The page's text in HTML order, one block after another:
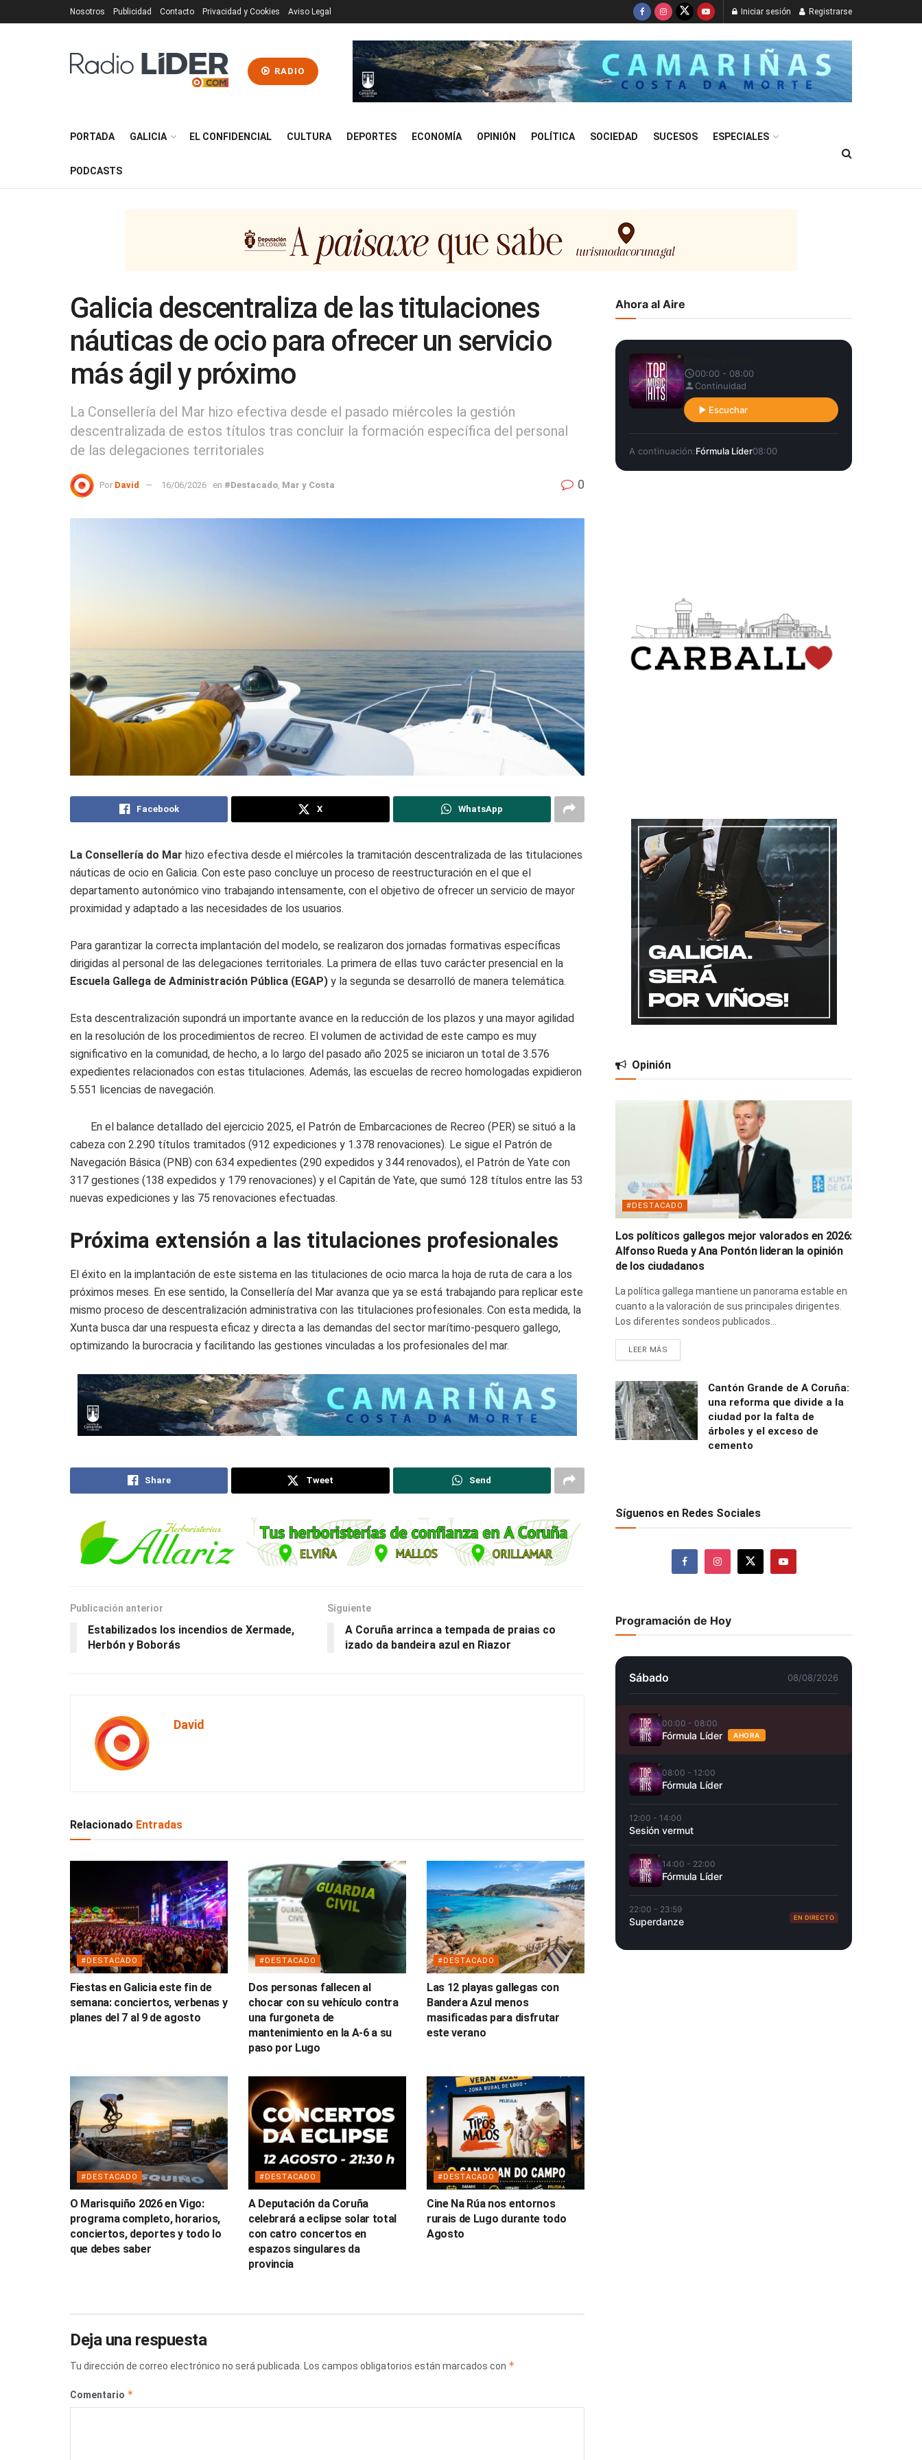
Nosotros Publicidad Contacto Privacidad y Cookies Aviso Legal Iniciar sesión Registrarse
RADIO
PORTADA GALICIA EL CONFIDENCIAL CULTURA DEPORTES ECONOMÍA OPINIÓN POLÍTICA SOCIEDAD SUCESOS ESPECIALES
PODCASTS
Galicia descentraliza de las titulaciones
náuticas de ocio para ofrecer un servicio
más ágil y próximo
La Consellería del Mar hizo efectiva desde el pasado miércoles la gestión
descentralizada de estos títulos tras concluir la formación específica del personal
de las delegaciones territoriales
Por David 16/06/2026 en #Destacado Mar y Costa 0
Facebook X WhatsApp
La Consellería do Mar hizo efectiva desde el miércoles la tramitación descentralizada de las titulaciones
náuticas de ocio en Galicia. Con este paso concluye un proceso de reestructuración en el que el
departamento autonómico vino trabajando intensamente, con el objetivo de ofrecer un servicio de mayor
proximidad y adaptado a las necesidades de los usuarios.
Para garantizar la correcta implantación del modelo, se realizaron dos jornadas formativas específicas
dirigidas al personal de las delegaciones territoriales. La primera de ellas tuvo carácter presencial en la
Escuela Gallega de Administración Pública (EGAP) y la segunda se desarrolló de manera telemática.
Esta descentralización supondrá un importante avance en la reducción de los plazos y una mayor agilidad
en la resolución de los procedimientos de recreo. El volumen de actividad de este campo es muy
significativo en la comunidad, de hecho, a lo largo del pasado año 2025 se iniciaron un total de 3.576
expedientes relacionados con estas titulaciones. Además, las escuelas de recreo homologadas expidieron
5.551 licencias de navegación.
En el balance detallado del ejercicio 2025, el Patrón de Embarcaciones de Recreo (PER) se situó a la
cabeza con 2.290 títulos tramitados (912 expediciones y 1.378 renovaciones). Le sigue el Patrón de
Navegación Básica (PNB) con 634 expedientes (290 expedidos y 344 renovados), el Patrón de Yate con
317 gestiones (138 expedidos y 179 renovaciones) y el Capitán de Yate, que sumó 128 títulos entre las 53
nuevas expediciones y las 75 renovaciones efectuadas.
Próxima extensión a las titulaciones profesionales
El éxito en la implantación de este sistema en las titulaciones de ocio marca la hoja de ruta de cara a los
próximos meses. En ese sentido, la Consellería del Mar avanza que ya se está trabajando para replicar este
mismo proceso de descentralización administrativa con las titulaciones profesionales. Con esta medida, la
Xunta busca dar una respuesta eficaz y directa a las demandas del sector marítimo-pesquero gallego,
optimizando la burocracia y facilitando las gestiones vinculadas a los profesionales del mar.
Share Tweet Send
Publicación anterior
Estabilizados los incendios de Xermade,
Herbón y Boborás
Siguiente
A Coruña arrinca a tempada de praias co
izado da bandeira azul en Riazor
David
Relacionado Entradas
#DESTACADO
Fiestas en Galicia este fin de
semana: conciertos, verbenas y
planes del 7 al 9 de agosto
#DESTACADO
Dos personas fallecen al
chocar con su vehículo contra
una furgoneta de
mantenimiento en la A-6 a su
paso por Lugo
#DESTACADO
Las 12 playas gallegas con
Bandera Azul menos
masificadas para disfrutar
este verano
#DESTACADO
O Marisquiño 2026 en Vigo:
programa completo, horarios,
conciertos, deportes y todo lo
que debes saber
#DESTACADO
A Deputación da Coruña
celebrará a eclipse solar total
con catro concertos en
espazos singulares da
provincia
#DESTACADO
Cine Na Rúa nos entornos
rurais de Lugo durante todo
Agosto
Deja una respuesta
Tu dirección de correo electrónico no será publicada. Los campos obligatorios están marcados con *
Comentario *
Ahora al Aire
00:00 - 08:00
Continuidad
Escuchar
A continuación:Fórmula Líder08:00
Opinión
#DESTACADO
Los políticos gallegos mejor valorados en 2026:
Alfonso Rueda y Ana Pontón lideran la opinión
de los ciudadanos
La política gallega mantiene un panorama estable en
cuanto a la valoración de sus principales dirigentes.
Los diferentes sondeos publicados...
LEER MÁS
Cantón Grande de A Coruña:
una reforma que divide a la
ciudad por la falta de
árboles y el exceso de
cemento
Síguenos en Redes Sociales
Programación de Hoy
Sábado 08/08/2026
00:00 - 08:00
Fórmula Líder AHORA
08:00 - 12:00
Fórmula Líder
12:00 - 14:00
Sesión vermut
14:00 - 22:00
Fórmula Líder
22:00 - 23:59
Superdanze EN DIRECTO